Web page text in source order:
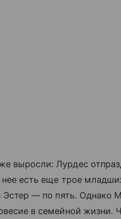
выросли: Лурдес
есть еще трое
— по пять. Однако
в семейной жизни.